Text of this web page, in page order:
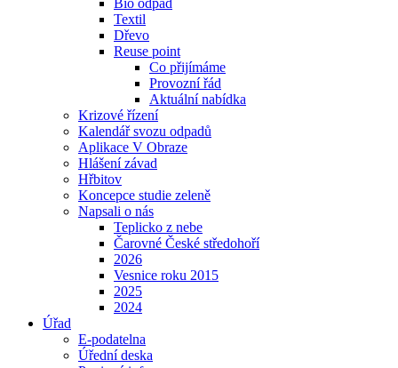
Bio odpad
Textil
Dřevo
Reuse point
Co přijímáme
Provozní řád
Aktuální nabídka
Krizové řízení
Kalendář svozu odpadů
Aplikace V Obraze
Hlášení závad
Hřbitov
Koncepce studie zeleně
Napsali o nás
Teplicko z nebe
Čarovné České středohoří
2026
Vesnice roku 2015
2025
2024
Úřad
E-podatelna
Úřední deska